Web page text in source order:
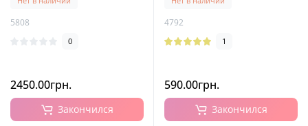
мл + 1000 мл
5808
0
2450.00грн.
Закончился
4792
1
590.00грн.
Закончился